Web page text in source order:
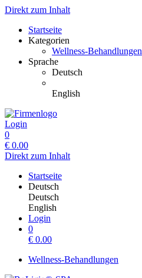
Direkt zum Inhalt
Startseite
Kategorien
Wellness-Behandlungen
Sprache
Deutsch
English
Login
0
€ 0.00
Direkt zum Inhalt
Startseite
Deutsch
Deutsch
English
Login
0
€ 0.00
Wellness-Behandlungen